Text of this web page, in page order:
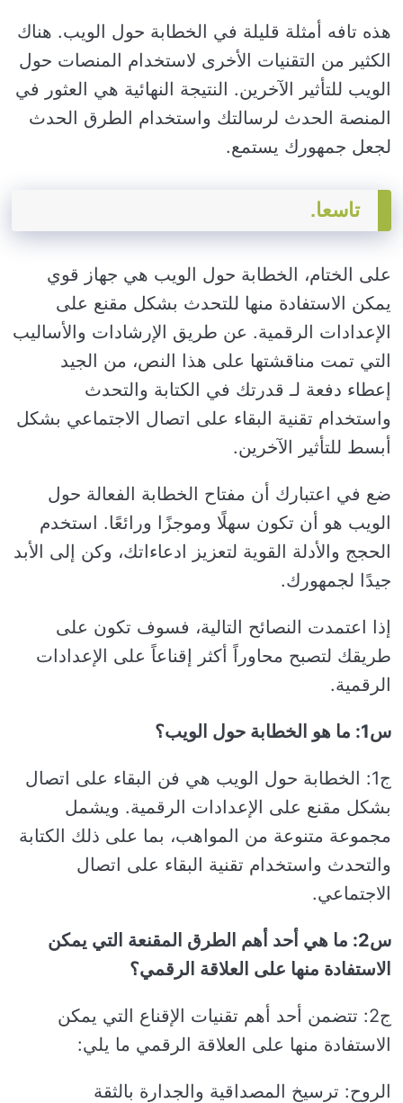
هذه تافه أمثلة قليلة في الخطابة حول الويب. هناك
الكثير من التقنيات الأخرى لاستخدام المنصات حول
الويب للتأثير الآخرين. النتيجة النهائية هي العثور في
المنصة الحدث لرسالتك واستخدام الطرق الحدث
لجعل جمهورك يستمع.
تاسعا.
على الختام، الخطابة حول الويب هي جهاز قوي
يمكن الاستفادة منها للتحدث بشكل مقنع على
الإعدادات الرقمية. عن طريق الإرشادات والأساليب
التي تمت مناقشتها على هذا النص، من الجيد
إعطاء دفعة لـ قدرتك في الكتابة والتحدث
واستخدام تقنية البقاء على اتصال الاجتماعي بشكل
أبسط للتأثير الآخرين.
ضع في اعتبارك أن مفتاح الخطابة الفعالة حول
الويب هو أن تكون سهلًا وموجزًا ​​ورائعًا. استخدم
الحجج والأدلة القوية لتعزيز ادعاءاتك، وكن إلى الأبد
جيدًا لجمهورك.
إذا اعتمدت النصائح التالية، فسوف تكون على
طريقك لتصبح محاوراً أكثر إقناعاً على الإعدادات
الرقمية.
س1: ما هو الخطابة حول الويب؟
ج1: الخطابة حول الويب هي فن البقاء على اتصال
بشكل مقنع على الإعدادات الرقمية. ويشمل
مجموعة متنوعة من المواهب، بما على ذلك الكتابة
والتحدث واستخدام تقنية البقاء على اتصال
الاجتماعي.
س2: ما هي أحد أهم الطرق المقنعة التي يمكن
الاستفادة منها على العلاقة الرقمي؟
ج2: تتضمن أحد أهم تقنيات الإقناع التي يمكن
الاستفادة منها على العلاقة الرقمي ما يلي:
الروح: ترسيخ المصداقية والجدارة بالثقة